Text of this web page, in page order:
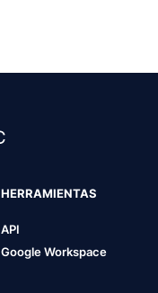
HERRAMIENTAS
API
Google Workspace